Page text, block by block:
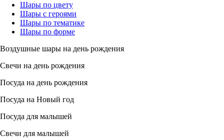
Шары по цвету
Шары с героями
Шары по тематике
Шары по форме
Воздушные шары на день рождения
Свечи на день рождения
Посуда на день рождения
Посуда на Новый год
Посуда для малышей
Свечи для малышей